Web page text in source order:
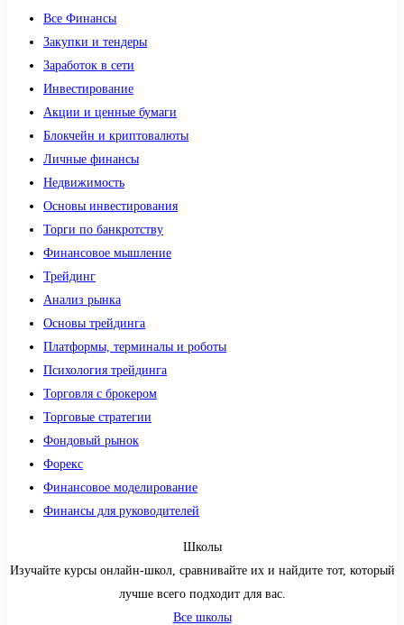
Все Финансы
Закупки и тендеры
Заработок в сети
Инвестирование
Акции и ценные бумаги
Блокчейн и криптовалюты
Личные финансы
Недвижимость
Основы инвестирования
Торги по банкротству
Финансовое мышление
Трейдинг
Анализ рынка
Основы трейдинга
Платформы, терминалы и роботы
Психология трейдинга
Торговля с брокером
Торговые стратегии
Фондовый рынок
Форекс
Финансовое моделирование
Финансы для руководителей
Школы
Изучайте курсы онлайн-школ, сравнивайте их и найдите тот, который
лучше всего подходит для вас.
Все школы